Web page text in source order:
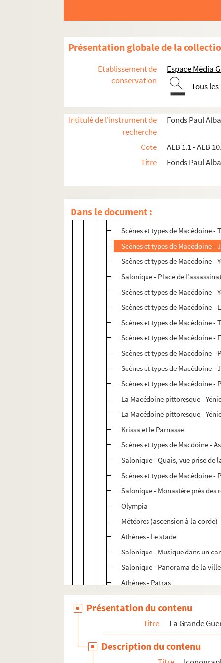
Présentation globale de la
Etablissement de
conservation
Espace Média
Tous
Intitulé de l'instrument de
recherche
Fonds Paul
Cote
ALB 1.1 - ALB
Titre
Fonds Paul
Dans le document :
La Macédoine pittoresque -
La Macédoine pittoresque - La
La Macédoine pittoresque -
Souvenir de Salonique -
Scènes et types de Macédoine -
Scènes et types de Macédoine -
Scènes et types de Macédoine -
Scènes et types de Macédoine -
Salonique - Place de
Scènes et types de Macédoine -
Scènes et types de Macédoine -
Scènes et types de Macédoine -
Scènes et types de Macédoine -
Scènes et types de Macédoine -
Scènes et types de Macédoine -
Scènes et types de Macédoine -
La Macédoine pittoresque -
La Macédoine pittoresque -
Krissa et le Parnasse
Scènes et types de Macdoine -
Salonique - Quais, vue prise de
Scènes et types de Macédoine
Salonique - Monastère près des
Olympia
Météores (ascension à la corde)
Athènes - Le stade
Salonique - Musique dans un
Salonique - Panorama de la ville
Athènes - Patras
Salonique - Soldats français
Salonique - Fontaine près du
Salonique - Pont de la rue du 29
Salonique - Arrivée de
Présentation du contenu
Titre La Grande
Description du contenu